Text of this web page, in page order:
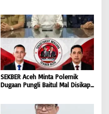
Penyebaran Hoaks | BONGKAR
‘Perkara.com
SEKBER Aceh Minta Polemik
Dugaan Pungli Baitul Mal Disikapi
BONGKAR ‘Perkara.com